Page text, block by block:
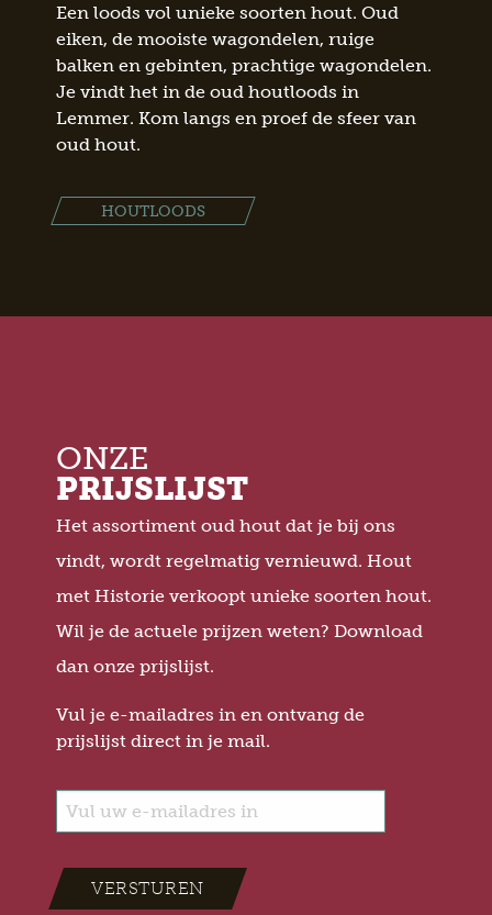
Een loods vol unieke soorten hout. Oud
eiken, de mooiste wagondelen, ruige
balken en gebinten, prachtige wagondelen.
Je vindt het in de oud houtloods in
Lemmer. Kom langs en proef de sfeer van
oud hout.
HOUTLOODS
ONZE
PRIJSLIJST
Het assortiment oud hout dat je bij ons
vindt, wordt regelmatig vernieuwd. Hout
met Historie verkoopt unieke soorten hout.
Wil je de actuele prijzen weten? Download
dan onze prijslijst.
Vul je e-mailadres in en ontvang de
prijslijst direct in je mail.
VERSTUREN